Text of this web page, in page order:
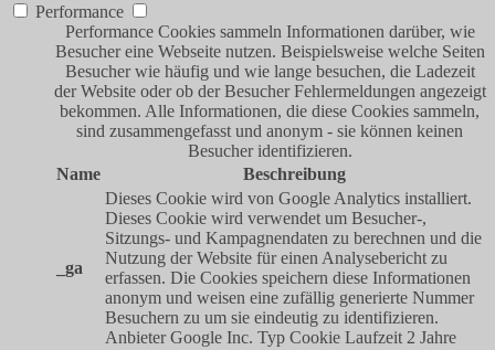
Performance
Performance Cookies sammeln Informationen darüber, wie
Besucher eine Webseite nutzen. Beispielsweise welche Seiten
Besucher wie häufig und wie lange besuchen, die Ladezeit
der Website oder ob der Besucher Fehlermeldungen angezeigt
bekommen. Alle Informationen, die diese Cookies sammeln,
sind zusammengefasst und anonym - sie können keinen
Besucher identifizieren.
Name
Beschreibung
_ga
Dieses Cookie wird von Google Analytics installiert.
Dieses Cookie wird verwendet um Besucher-,
Sitzungs- und Kampagnendaten zu berechnen und die
Nutzung der Website für einen Analysebericht zu
erfassen. Die Cookies speichern diese Informationen
anonym und weisen eine zufällig generierte Nummer
Besuchern zu um sie eindeutig zu identifizieren.
Anbieter Google Inc. Typ Cookie Laufzeit 2 Jahre